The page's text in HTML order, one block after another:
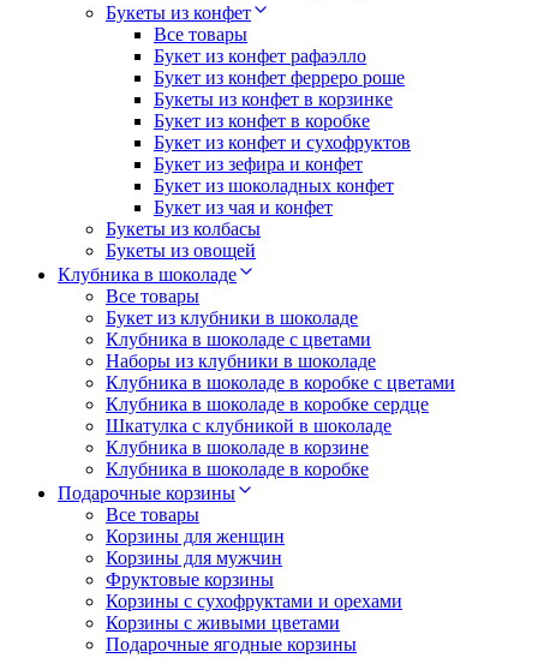
Букеты из конфет
Все товары
Букет из конфет рафаэлло
Букет из конфет ферреро роше
Букеты из конфет в корзинке
Букет из конфет в коробке
Букет из конфет и сухофруктов
Букет из зефира и конфет
Букет из шоколадных конфет
Букет из чая и конфет
Букеты из колбасы
Букеты из овощей
Клубника в шоколаде
Все товары
Букет из клубники в шоколаде
Клубника в шоколаде с цветами
Наборы из клубники в шоколаде
Клубника в шоколаде в коробке с цветами
Клубника в шоколаде в коробке сердце
Шкатулка с клубникой в шоколаде
Клубника в шоколаде в корзине
Клубника в шоколаде в коробке
Подарочные корзины
Все товары
Корзины для женщин
Корзины для мужчин
Фруктовые корзины
Корзины с сухофруктами и орехами
Корзины с живыми цветами
Подарочные ягодные корзины